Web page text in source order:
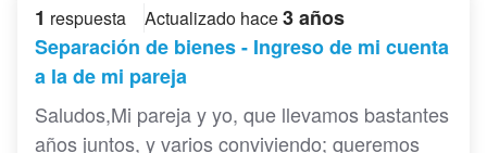
1 respuesta Actualizado hace3 años
Separación de bienes - Ingreso de mi cuenta
a la de mi pareja
Saludos,Mi pareja y yo, que llevamos bastantes
años juntos, y varios conviviendo; queremos